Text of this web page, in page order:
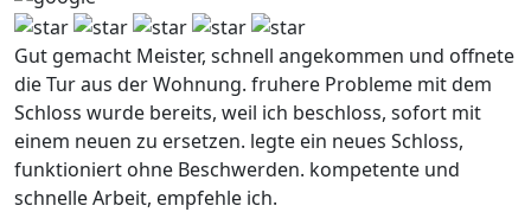
Gut gemacht Meister, schnell angekommen und offnete
die Tur aus der Wohnung. fruhere Probleme mit dem
Schloss wurde bereits, weil ich beschloss, sofort mit
einem neuen zu ersetzen. legte ein neues Schloss,
funktioniert ohne Beschwerden. kompetente und
schnelle Arbeit, empfehle ich.